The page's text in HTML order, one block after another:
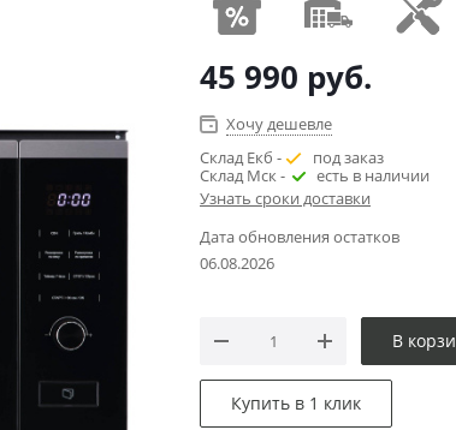
45 990 руб.
Хочу дешевле
Склад Екб -
под заказ
Склад Мск -
есть в наличии
Узнать сроки доставки
Дата обновления остатков
06.08.2026
В
Купить в 1 клик